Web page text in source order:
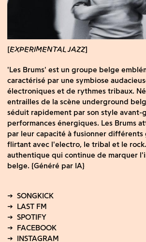
EXPERIMENTAL JAZZ
'Les Brums' est un groupe belge
caractérisé par une symbiose
électroniques et de rythmes tribaux.
entrailles de la scène underground
séduit rapidement par son style avant-
performances énergiques. Les Brums
par leur capacité à fusionner différents
flirtant avec l'electro, le tribal et le
authentique qui continue de marquer
belge. {Généré par IA}